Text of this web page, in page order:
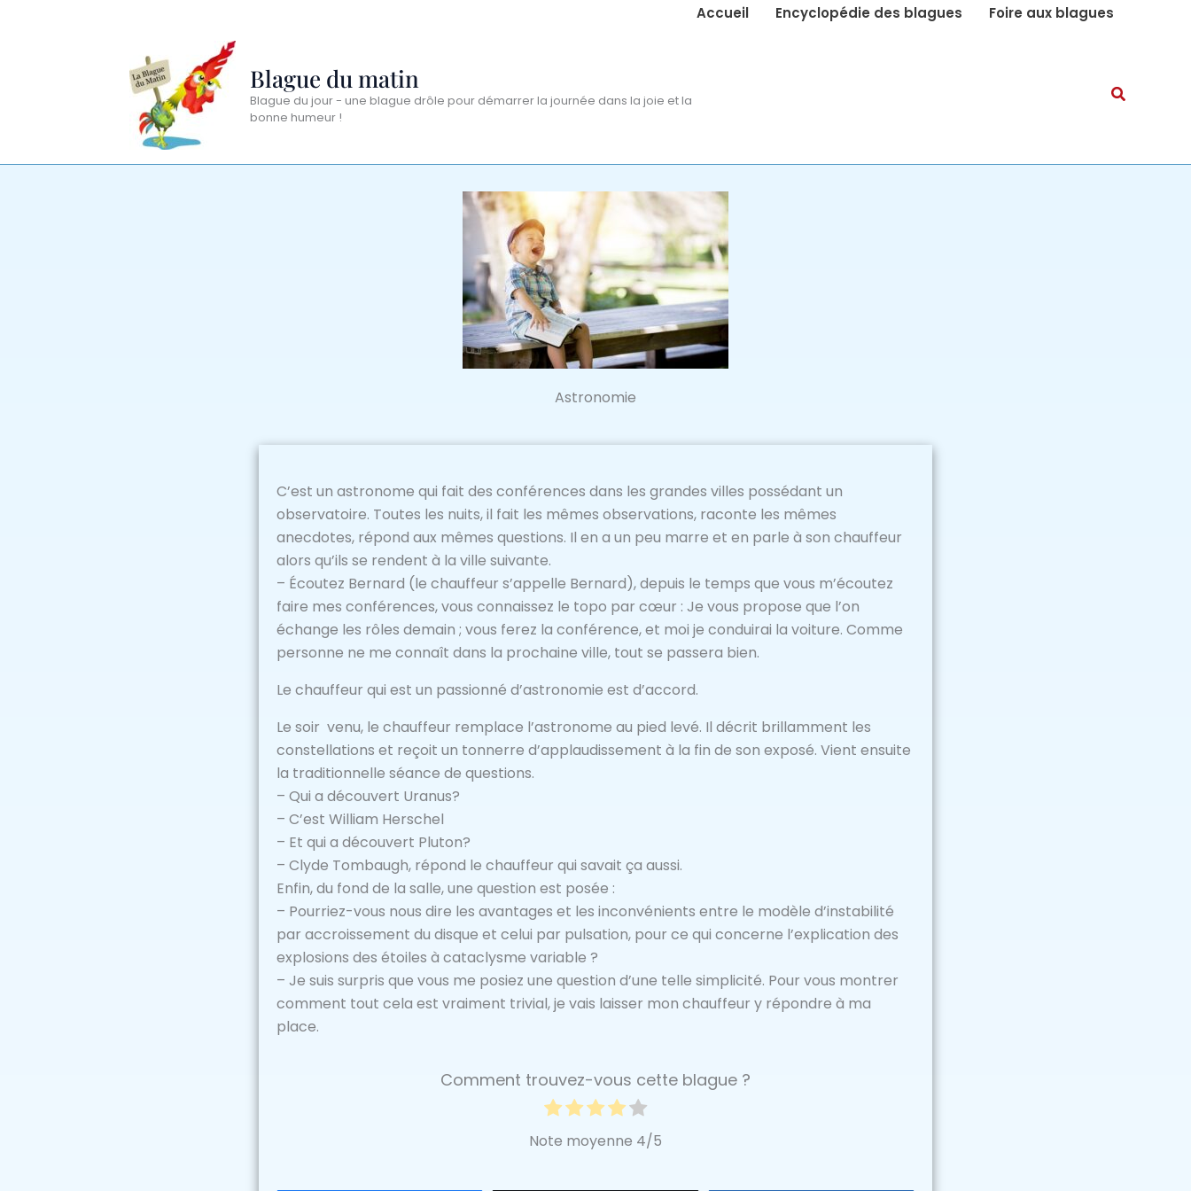
Accueil Encyclopédie des blagues Foire aux blagues
Blague du matin
Blague du jour - une blague drôle pour démarrer la journée dans la joie et la
bonne humeur !
Astronomie
C’est un astronome qui fait des conférences dans les grandes villes possédant un
observatoire. Toutes les nuits, il fait les mêmes observations, raconte les mêmes
anecdotes, répond aux mêmes questions. Il en a un peu marre et en parle à son chauffeur
alors qu’ils se rendent à la ville suivante.
– Écoutez Bernard (le chauffeur s’appelle Bernard), depuis le temps que vous m’écoutez
faire mes conférences, vous connaissez le topo par cœur : Je vous propose que l’on
échange les rôles demain ; vous ferez la conférence, et moi je conduirai la voiture. Comme
personne ne me connaît dans la prochaine ville, tout se passera bien.
Le chauffeur qui est un passionné d’astronomie est d’accord.
Le soir venu, le chauffeur remplace l’astronome au pied levé. Il décrit brillamment les
constellations et reçoit un tonnerre d’applaudissement à la fin de son exposé. Vient ensuite
la traditionnelle séance de questions.
– Qui a découvert Uranus?
– C’est William Herschel
– Et qui a découvert Pluton?
– Clyde Tombaugh, répond le chauffeur qui savait ça aussi.
Enfin, du fond de la salle, une question est posée :
– Pourriez-vous nous dire les avantages et les inconvénients entre le modèle d’instabilité
par accroissement du disque et celui par pulsation, pour ce qui concerne l’explication des
explosions des étoiles à cataclysme variable ?
– Je suis surpris que vous me posiez une question d’une telle simplicité. Pour vous montrer
comment tout cela est vraiment trivial, je vais laisser mon chauffeur y répondre à ma
place.
Comment trouvez-vous cette blague ?
Note moyenne 4/5